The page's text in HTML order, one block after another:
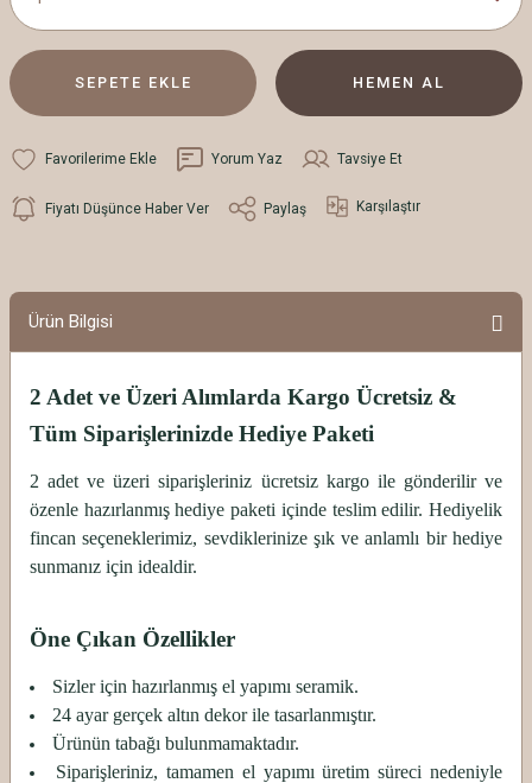
SEPETE EKLE HEMEN AL
Yorum Yaz Tavsiye Et
Fiyatı Düşünce Haber Ver Paylaş Karşılaştır
Ürün Bilgisi
2 Adet ve Üzeri Alımlarda Kargo Ücretsiz &
Tüm Siparişlerinizde Hediye Paketi
2 adet ve üzeri siparişleriniz ücretsiz kargo ile gönderilir ve
özenle hazırlanmış hediye paketi içinde teslim edilir. Hediyelik
fincan seçeneklerimiz, sevdiklerinize şık ve anlamlı bir hediye
sunmanız için idealdir.
Öne Çıkan Özellikler
Sizler için hazırlanmış el yapımı seramik.
24 ayar gerçek altın dekor ile tasarlanmıştır.
Ürünün tabağı bulunmamaktadır.
Siparişleriniz, tamamen el yapımı üretim süreci nedeniyle